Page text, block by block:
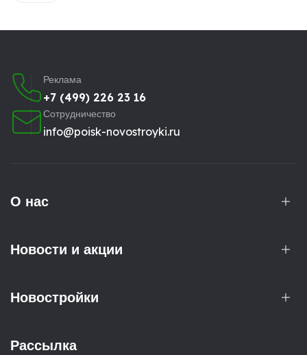
Реклама
+7 (499) 226 23 16
Сотрудничество
info@poisk-novostroyki.ru
О нас
Новости и акции
Новостройки
Рассылка